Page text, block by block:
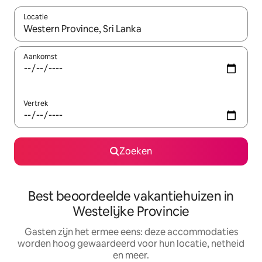
Locatie
Wanneer er suggesties beschikbaar zijn, maak je een keuze
Aankomst
Vertrek
Zoeken
Best beoordeelde vakantiehuizen in
Westelijke Provincie
Gasten zijn het ermee eens: deze accommodaties
worden hoog gewaardeerd voor hun locatie, netheid
en meer.